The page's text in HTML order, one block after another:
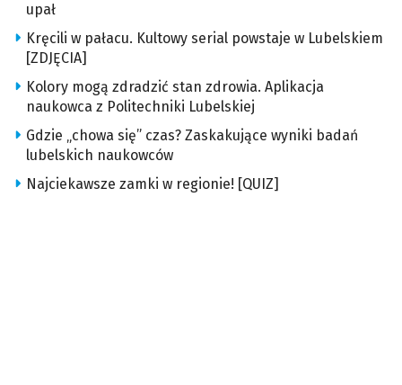
upał
Kręcili w pałacu. Kultowy serial powstaje w Lubelskiem
[ZDJĘCIA]
Kolory mogą zdradzić stan zdrowia. Aplikacja
naukowca z Politechniki Lubelskiej
Gdzie „chowa się” czas? Zaskakujące wyniki badań
lubelskich naukowców
Najciekawsze zamki w regionie! [QUIZ]